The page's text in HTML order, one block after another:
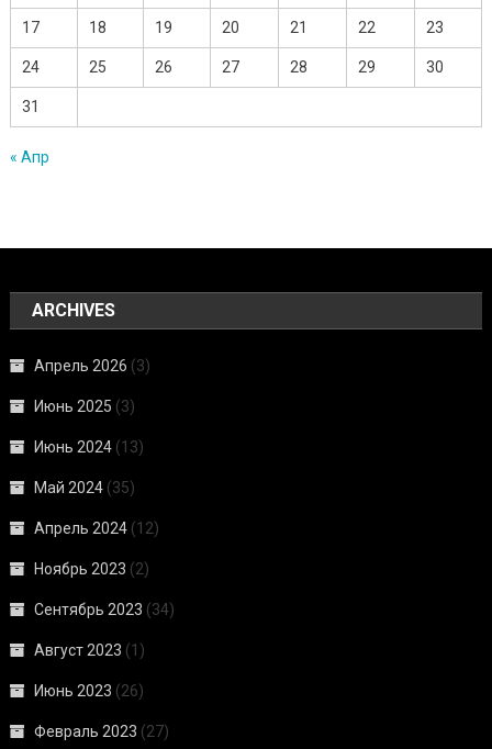
17 18 19 20 21 22 23
24 25 26 27 28 29 30
31
« Апр
ARCHIVES
Апрель 2026 (3)
Июнь 2025 (3)
Июнь 2024 (13)
Май 2024 (35)
Апрель 2024 (12)
Ноябрь 2023 (2)
Сентябрь 2023 (34)
Август 2023 (1)
Июнь 2023 (26)
Февраль 2023 (27)